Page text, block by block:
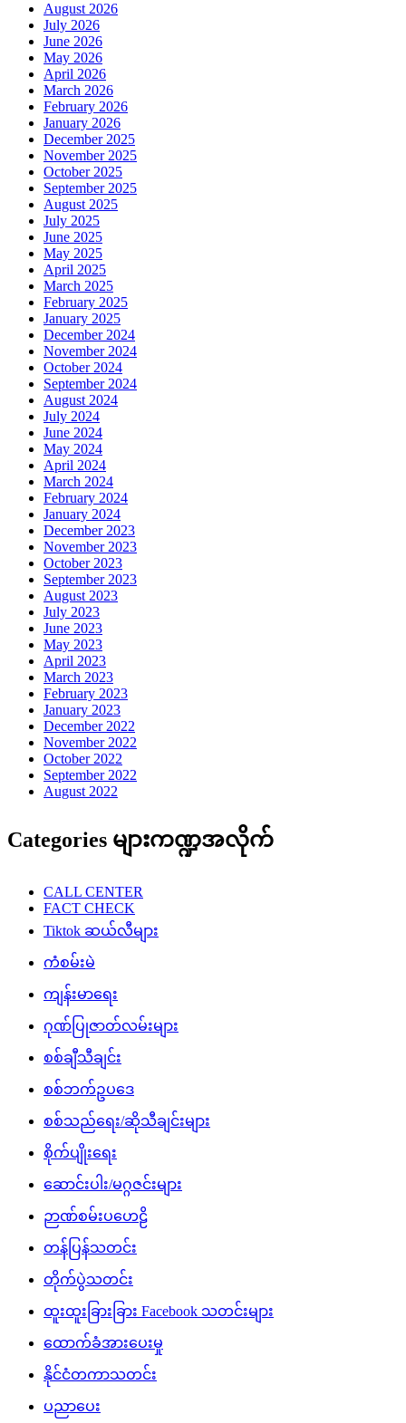
August 2026
July 2026
June 2026
May 2026
April 2026
March 2026
February 2026
January 2026
December 2025
November 2025
October 2025
September 2025
August 2025
July 2025
June 2025
May 2025
April 2025
March 2025
February 2025
January 2025
December 2024
November 2024
October 2024
September 2024
August 2024
July 2024
June 2024
May 2024
April 2024
March 2024
February 2024
January 2024
December 2023
November 2023
October 2023
September 2023
August 2023
July 2023
June 2023
May 2023
April 2023
March 2023
February 2023
January 2023
December 2022
November 2022
October 2022
September 2022
August 2022
Categories များကဏ္ဍအလိုက်
CALL CENTER
FACT CHECK
Tiktok ဆယ်လီများ
ကံစမ်းမဲ
ကျန်းမာရေး
ဂုဏ်ပြုဇာတ်လမ်းများ
စစ်ချီသီချင်း
စစ်ဘက်ဥပဒေ
စစ်သည်ရေး/ဆိုသီချင်းများ
စိုက်ပျိုးရေး
ဆောင်းပါး/မဂ္ဂဇင်းများ
ဉာဏ်စမ်းပဟေဠိ
တန်ပြန်သတင်း
တိုက်ပွဲသတင်း
ထူးထူးခြားခြား Facebook သတင်းများ
ထောက်ခံအားပေးမှု
နိုင်ငံတကာသတင်း
ပညာပေး